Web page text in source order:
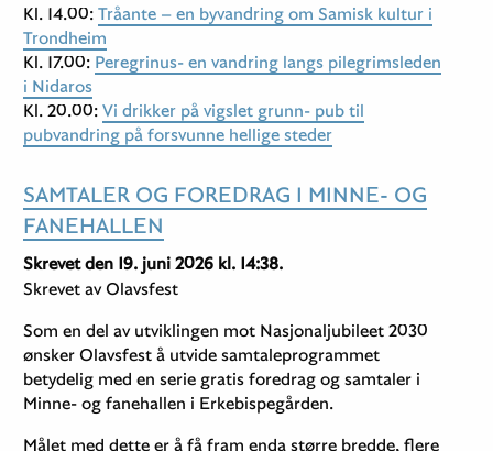
Kl. 14.00:Tråante – en byvandring om Samisk kultur i
Trondheim
Kl. 17.00: Peregrinus- en vandring langs pilegrimsleden
i Nidaros
Kl. 20.00:Vi drikker på vigslet grunn- pub til
pubvandring på forsvunne hellige steder
SAMTALER OG FOREDRAG I MINNE- OG
FANEHALLEN
Skrevet den 19. juni 2026 kl. 14:38.
Skrevet av Olavsfest
Som en del av utviklingen mot Nasjonaljubileet 2030
ønsker Olavsfest å utvide samtaleprogrammet
betydelig med en serie gratis foredrag og samtaler i
Minne- og fanehallen i Erkebispegården.
Målet med dette er å få fram enda større bredde, flere